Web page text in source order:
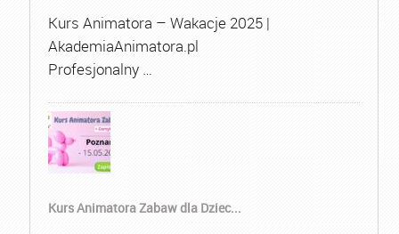
Kurs Animatora – Wakacje 2025 |
AkademiaAnimatora.pl
Profesjonalny …
Kurs Animatora Zabaw dla Dziec...